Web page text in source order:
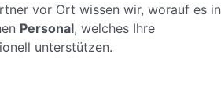
vor Ort wissen wir, worauf es in
Personal, welches Ihre
unterstützen.